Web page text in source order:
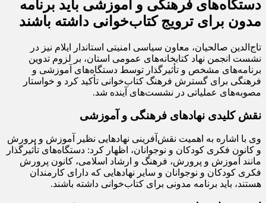
دستگاه‌های فرهنگی و آموزشی باید برنامه
مدون برای ترویج کتاب‌خوانی داشته باشند
تاج‌الدین صالحیان، معاون سیاسی امنیتی استاندار ایلام نیز در
نشست انجمن نهاد کتابخانه‌های عمومی استان، بر لزوم تدوین
برنامه‌های مشخص و تأثیرگذار توسط دستگاه‌های آموزشی و
فرهنگی برای گسترش فرهنگ کتاب‌خوانی تأکید کرد و خواستار
مصوبه‌های عملیاتی در نشست‌های آینده شد.
نقش کلیدی نهادهای فرهنگی و آموزشی
وی با اشاره به اهمیت نقش‌آفرینی نهادهایی نظیر آموزش و پرورش
و کانون فکری کودکان و نوجوانان، اظهار کرد: دستگاه‌های تأثیرگذار
مانند آموزش و پرورش، فرهنگ و ارشاد اسلامی، کانون پرورش
فکری کودکان و نوجوانان و سایر نهادهایی که دارای کارمندان
هستند، باید برنامه مدونی برای کتاب‌خوانی داشته باشند.